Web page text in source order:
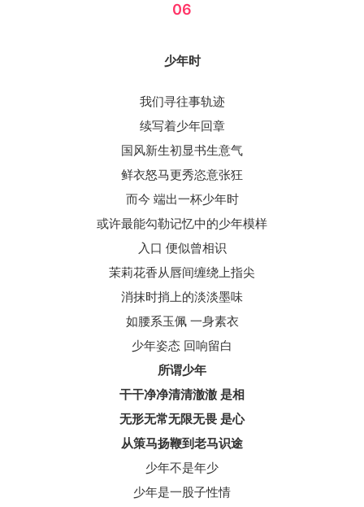
06
少年时
我们寻往事轨迹
续写着少年回章
国风新生初显书生意气
鲜衣怒马更秀恣意张狂
而今 端出一杯少年时
或许最能勾勒记忆中的少年模样
入口 便似曾相识
茉莉花香从唇间缠绕上指尖
消抹时捎上的淡淡墨味
如腰系玉佩 一身素衣
少年姿态 回响留白
所谓少年
干干净净清清澈澈 是相
无形无常无限无畏 是心
从策马扬鞭到老马识途
少年不是年少
少年是一股子性情